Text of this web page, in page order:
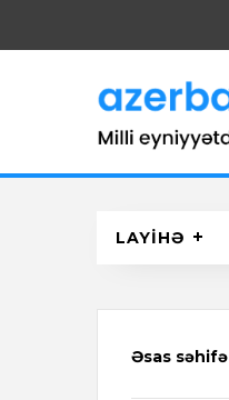
LAYİHƏ
Əsas səhifə